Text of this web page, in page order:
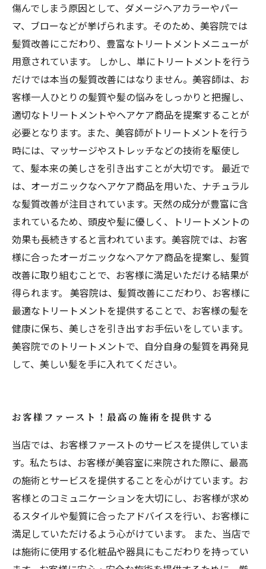
傷んでしまう原因として、ダメージヘアカラーやパー
マ、ブローなどが挙げられます。そのため、美容院では
髪質改善にこだわり、豊富なトリートメントメニューが
用意されています。 しかし、単にトリートメントを行う
だけでは本当の髪質改善にはなりません。美容師は、お
客様一人ひとりの髪質や髪の悩みをしっかりと把握し、
適切なトリートメントやヘアケア商品を提案することが
必要となります。また、美容師がトリートメントを行う
時には、マッサージやストレッチなどの技術を駆使し
て、髪本来の美しさを引き出すことが大切です。 最近で
は、オーガニックなヘアケア商品を用いた、ナチュラル
な髪質改善が注目されています。天然の成分が豊富に含
まれているため、頭皮や髪に優しく、トリートメントの
効果も長続きすると言われています。美容院では、お客
様に合ったオーガニックなヘアケア商品を提案し、髪質
改善に取り組むことで、お客様に満足いただける結果が
得られます。 美容院は、髪質改善にこだわり、お客様に
最適なトリートメントを提供することで、お客様の髪を
健康に保ち、美しさを引き出すお手伝いをしています。
美容院でのトリートメントで、自分自身の髪質を再発見
して、美しい髪を手に入れてください。
お客様ファースト！最高の施術を提供する
当店では、お客様ファーストのサービスを提供していま
す。私たちは、お客様が美容室に来院された際に、最高
の施術とサービスを提供することを心がけています。お
客様とのコミュニケーションを大切にし、お客様が求め
るスタイルや髪質に合ったアドバイスを行い、お客様に
満足していただけるよう心がけています。 また、当店で
は施術に使用する化粧品や器具にもこだわりを持ってい